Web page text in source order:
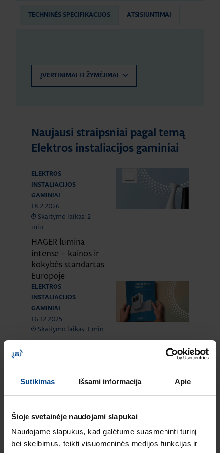
Sutikimas Išsami informacija Apie
Šioje svetainėje naudojami slapukai
Naudojame slapukus, kad galėtume suasmeninti turinį
bei skelbimus, teikti visuomeninės medijos funkcijas ir
TECHNINĖS SPECIFIKACIJOS ATSISIUNTIMAI
ĮVERTINIMAI IR ŽYMĖJIMAI
Naujausi straipsniai pagal temą
Elektros instaliacijos gaminiai
ELEKTROS
INSTALIACIJOS
GAMINIAI
18.2.2026
Skaitymo laikas: 2
min
HAGER lumina
intense – kainos ir
kokybės standartas
Europoje
ELEKTROS
INSTALIACIJOS
GAMINIAI
16.12.2025
Skaitymo laikas: 1 min
ir jų sistemų
katalogas
16.9.2025
Skaitymo laikas: 1 min
HAGER elektros